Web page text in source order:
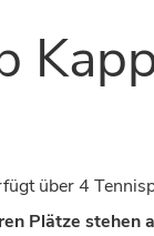
über 4
Plätze stehen